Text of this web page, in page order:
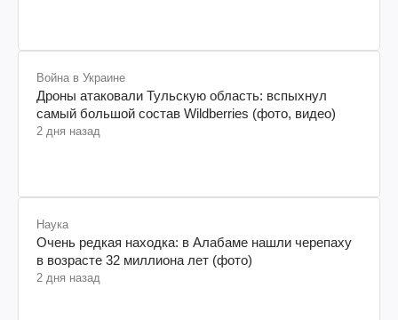
Война в Украине
Дроны атаковали Тульскую область: вспыхнул
самый большой состав Wildberries (фото, видео)
2 дня назад
Наука
Очень редкая находка: в Алабаме нашли черепаху
в возрасте 32 миллиона лет (фото)
2 дня назад